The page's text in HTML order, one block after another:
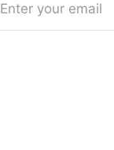
Enter your email